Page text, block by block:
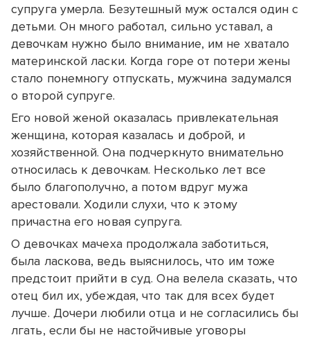
супруга умерла. Безутешный муж остался один с
детьми. Он много работал, сильно уставал, а
девочкам нужно было внимание, им не хватало
материнской ласки. Когда горе от потери жены
стало понемногу отпускать, мужчина задумался
о второй супруге.
Его новой женой оказалась привлекательная
женщина, которая казалась и доброй, и
хозяйственной. Она подчеркнуто внимательно
относилась к девочкам. Несколько лет все
было благополучно, а потом вдруг мужа
арестовали. Ходили слухи, что к этому
причастна его новая супруга.
О девочках мачеха продолжала заботиться,
была ласкова, ведь выяснилось, что им тоже
предстоит прийти в суд. Она велела сказать, что
отец бил их, убеждая, что так для всех будет
лучше. Дочери любили отца и не согласились бы
лгать, если бы не настойчивые уговоры